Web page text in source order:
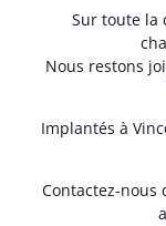
Sur toute la
Nous restons
Implantés à
Contactez-nous